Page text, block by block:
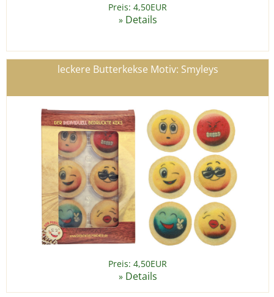
Preis: 4,50EUR
» Details
leckere Butterkekse Motiv: Smyleys
Preis: 4,50EUR
» Details